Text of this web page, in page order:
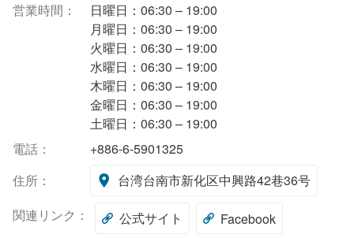
営業時間：
日曜日：06:30 – 19:00
月曜日：06:30 – 19:00
火曜日：06:30 – 19:00
水曜日：06:30 – 19:00
木曜日：06:30 – 19:00
金曜日：06:30 – 19:00
土曜日：06:30 – 19:00
電話：
+886-6-5901325
住所：
台湾台南市新化区中興路42巷36号
関連リンク：
公式サイト Facebook